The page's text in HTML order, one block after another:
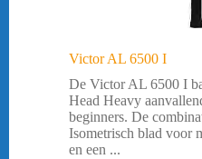
Victor AL 6500 I
De Victor AL 6500 I
Head Heavy
beginners. De
Isometrisch blad voor
en een ...